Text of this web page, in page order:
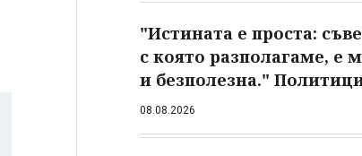
"Истината е проста:
с която разполагаме, е
и безполезна."
08.08.2026